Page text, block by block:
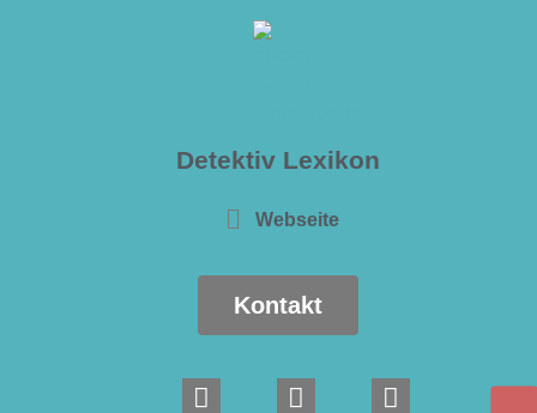
Detektiv Lexikon
Webseite
Kontakt